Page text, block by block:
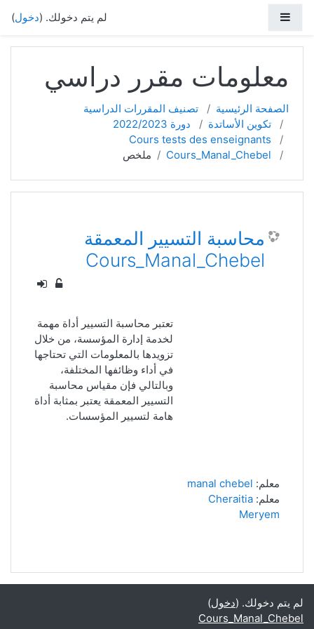
لم يتم دخولك. (دخول)
معلومات مقرر دراسي
الصفحة الرئيسية
تصنيف المقررات الدراسية
تكوين الأساتدة
دورة 2022/2023
Cours tests des enseignants
Cours_Manal_Chebel
ملخص
محاسبة التسيير المعمقة
Cours_Manal_Chebel
تعتبر محاسبة التسيير أداة مهمة
لخدمة إدارة المؤسسة، من خلال
تزويدها بالمعلومات التي تحتاجها
في أداء وظائفها المختلفة،
وبالتالي فإن مقياس محاسبة
التسيير المعمقة يعتبر بمثابة أداة
هامة لتسيير المؤسسات.
معلم: manal chebel
معلم: Cheraitia
Meryem
لم يتم دخولك. (دخول)
Cours_Manal_Chebel